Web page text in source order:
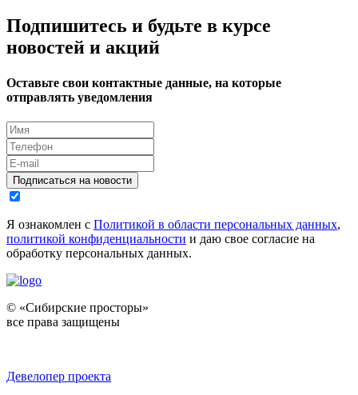
Подпишитесь и будьте в курсе
новостей и акций
Оставьте свои контактные данные, на которые
отправлять уведомления
Подписаться на новости
Я ознакомлен с Политикой в области персональных данных,
политикой конфиденциальности и даю свое согласие на
обработку персональных данных.
© «Сибирские просторы»
все права защищены
Девелопер проекта